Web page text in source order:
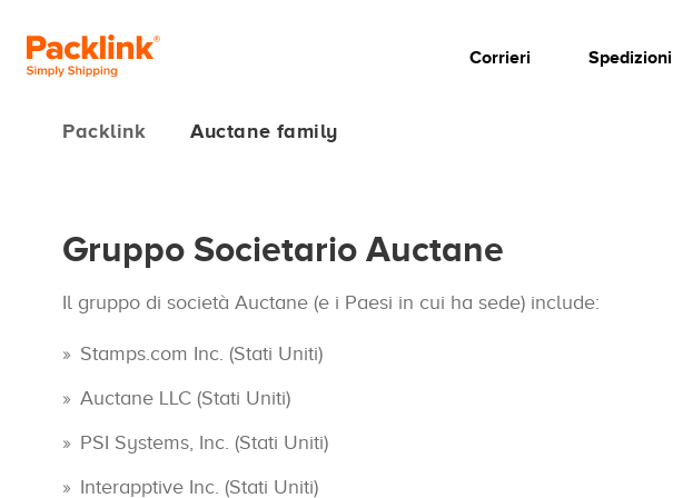
Corrieri
Packlink Auctane family
Gruppo Societario Auctane
Il gruppo di società Auctane (e i Paesi in cui ha sede) include:
Stamps.com Inc. (Stati Uniti)
Auctane LLC (Stati Uniti)
PSI Systems, Inc. (Stati Uniti)
Interapptive Inc. (Stati Uniti)